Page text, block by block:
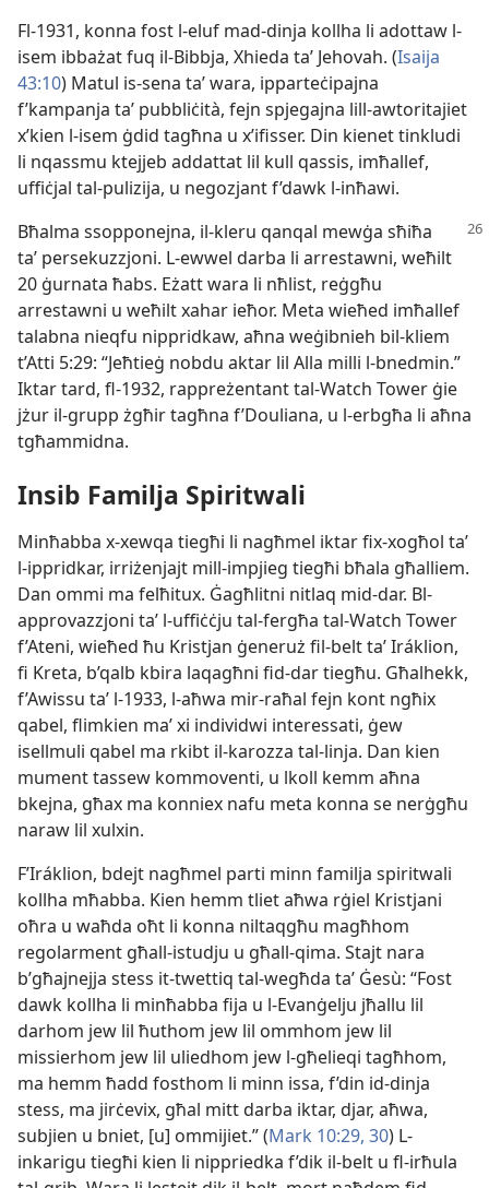
Fl-1931, konna fost l-​eluf mad-​dinja kollha li adottaw l-​
isem ibbażat fuq il-​Bibbja, Xhieda taʼ Jehovah. (Isaija
43:10) Matul is-​sena taʼ wara, ipparteċipajna
f’kampanja taʼ pubbliċità, fejn spjegajna lill-​awtoritajiet
x’kien l-​isem ġdid tagħna u x’ifisser. Din kienet tinkludi
li nqassmu ktejjeb addattat lil kull qassis, imħallef,
uffiċjal tal-​pulizija, u negozjant f’dawk l-​inħawi.
Bħalma ssopponejna, il-​kleru qanqal mewġa sħiħa
taʼ persekuzzjoni. L-​ewwel darba li arrestawni, weħilt
20 ġurnata ħabs. Eżatt wara li nħlist, reġgħu
arrestawni u weħilt xahar ieħor. Meta wieħed imħallef
talabna nieqfu nippridkaw, aħna weġibnieh bil-​kliem
t’Atti 5:29: “Jeħtieġ nobdu aktar lil Alla milli l-​bnedmin.”
Iktar tard, fl-​1932, rappreżentant tal-​Watch Tower ġie
jżur il-​grupp żgħir tagħna f’Douliana, u l-​erbgħa li aħna
tgħammidna.
Insib Familja Spiritwali
Minħabba x-​xewqa tiegħi li nagħmel iktar fix-​xogħol taʼ
l-​ippridkar, irriżenjajt mill-​impjieg tiegħi bħala għalliem.
Dan ommi ma felħitux. Ġagħlitni nitlaq mid-​dar. Bl-​
approvazzjoni taʼ l-​uffiċċju tal-​fergħa tal-​Watch Tower
f’Ateni, wieħed ħu Kristjan ġeneruż fil-​belt taʼ Iráklion,
fi Kreta, b’qalb kbira laqagħni fid-​dar tiegħu. Għalhekk,
f’Awissu taʼ l-​1933, l-​aħwa mir-​raħal fejn kont ngħix
qabel, flimkien maʼ xi individwi interessati, ġew
isellmuli qabel ma rkibt il-​karozza tal-​linja. Dan kien
mument tassew kommoventi, u lkoll kemm aħna
bkejna, għax ma konniex nafu meta konna se nerġgħu
naraw lil xulxin.
F’Iráklion, bdejt nagħmel parti minn familja spiritwali
kollha mħabba. Kien hemm tliet aħwa rġiel Kristjani
oħra u waħda oħt li konna niltaqgħu magħhom
regolarment għall-​istudju u għall-​qima. Stajt nara
b’għajnejja stess it-​twettiq tal-​wegħda taʼ Ġesù: “Fost
dawk kollha li minħabba fija u l-​Evanġelju jħallu lil
darhom jew lil ħuthom jew lil ommhom jew lil
missierhom jew lil uliedhom jew l-​għelieqi tagħhom,
ma hemm ħadd fosthom li minn issa, f’din id-​dinja
stess, ma jirċevix, għal mitt darba iktar, djar, aħwa,
subjien u bniet, [u] ommijiet.” (Mark 10:29, 30) L-​
inkarigu tiegħi kien li nippriedka f’dik il-​belt u fl-​irħula